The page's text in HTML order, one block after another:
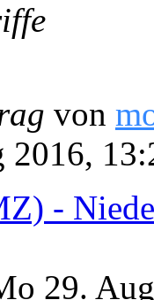
von
2016,
-
29.